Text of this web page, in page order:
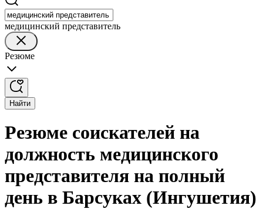
медицинский представитель
Резюме
Найти
Резюме соискателей на
должность медицинского
представителя на полный
день в Барсуках (Ингушетия)